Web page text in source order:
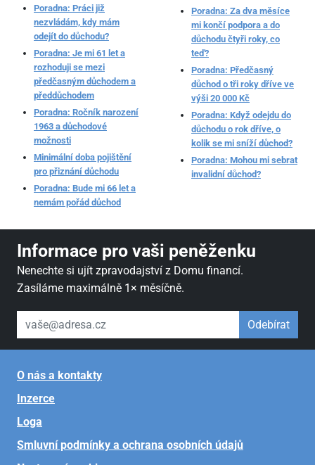
Poradna: Práci již
nezvládám, kdy mám
odejít do důchodu?
Poradna: Je mi 61 let a
rozhoduji se mezi
předčasným důchodem a
předdůchodem
Poradna: Ročník narození
1963 a důchodové
možnosti
Minimální doba pojištění
pro přiznání důchodu
Poradna: Bude mi 66 let a
nemám pořád důchod
Poradna: Za dva měsíce
mi končí podpora a do
důchodu čtyři roky, co
teď?
Poradna: Předčasný
důchod o tři roky dříve ve
výši 20 000 Kč
Poradna: Když odejdu do
důchodu o rok dříve, o
kolik se mi sníží důchod?
Poradna: Mohou mi sebrat
invalidní důchod?
Informace pro vaši peněženku
Nenechte si ujít zpravodajství z Domu financí.
Zasíláme maximálně 1× měsíčně.
váš email Odebírat
O nás a kontakty
Inzerce
Loga
Smluvní podmínky a ochrana osobních údajů